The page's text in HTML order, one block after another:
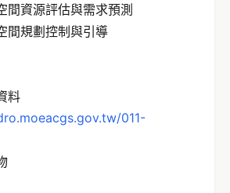
間資源評估與需求預測
間規劃控制與引導
料
011-